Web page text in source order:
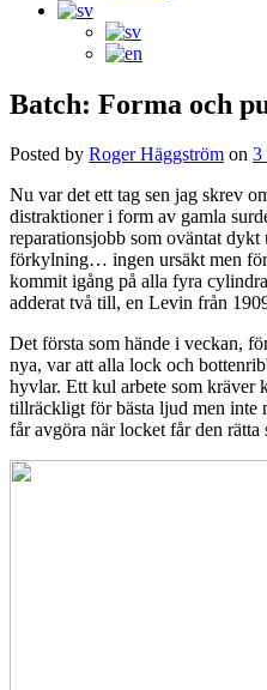
Batch: Forma och
Posted by Roger Häggström on 3
Nu var det ett tag sen jag skrev
distraktioner i form av gamla
reparationsjobb som oväntat
förkylning… ingen ursäkt men
kommit igång på alla fyra
adderat två till, en Levin från
Det första som hände i veckan,
nya, var att alla lock och
hyvlar. Ett kul arbete som kräver
tillräckligt för bästa ljud men inte
får avgöra när locket får den